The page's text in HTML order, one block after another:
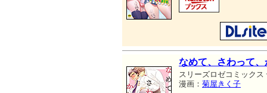
なめて、さわって
スリーズロゼコミックス
漫画： 菊屋きく子